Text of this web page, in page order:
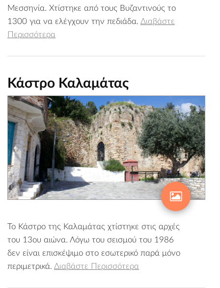
Μεσσηνία. Χτίστηκε από τους Βυζαντινούς το
1300 για να ελέγχουν την πεδιάδα. Διαβάστε
Περισσότερα
Κάστρο Καλαμάτας
Το Κάστρο της Καλαμάτας χτίστηκε στις αρχές
του 13ου αιώνα. Λόγω του σεισμού του 1986
δεν είναι επισκέψιμο στο εσωτερικό παρά μόνο
περιμετρικά. Διαβάστε Περισσότερα